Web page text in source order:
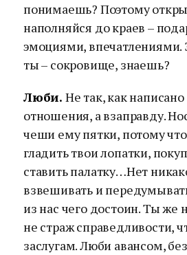
понимаешь? Поэтому
наполняйся до краев –
эмоциями, впечатлениями.
ты – сокровище, знаешь?
Люби. Не так, как
отношения, а взаправду.
чеши ему пятки, потому
гладить твои лопатки,
ставить палатку…Нет
взвешивать и
из нас чего достоин. Ты же
не страж справедливости,
заслугам. Люби авансом,